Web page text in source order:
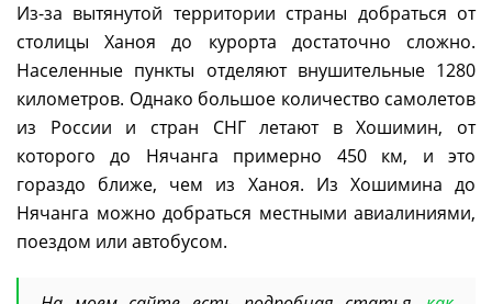
Из-за вытянутой территории страны добраться от
столицы Ханоя до курорта достаточно сложно.
Населенные пункты отделяют внушительные 1280
километров. Однако большое количество самолетов
из России и стран СНГ летают в Хошимин, от
которого до Нячанга примерно 450 км, и это
гораздо ближе, чем из Ханоя. Из Хошимина до
Нячанга можно добраться местными авиалиниями,
поездом или автобусом.